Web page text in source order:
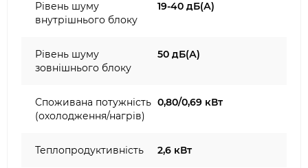
Рівень шуму
внутрішнього блоку
19-40 дБ(А)
Рівень шуму
зовнішнього блоку
50 дБ(А)
Споживана потужність
(охолодження/нагрів)
0,80/0,69 кВт
Теплопродуктивність 2,6 кВт